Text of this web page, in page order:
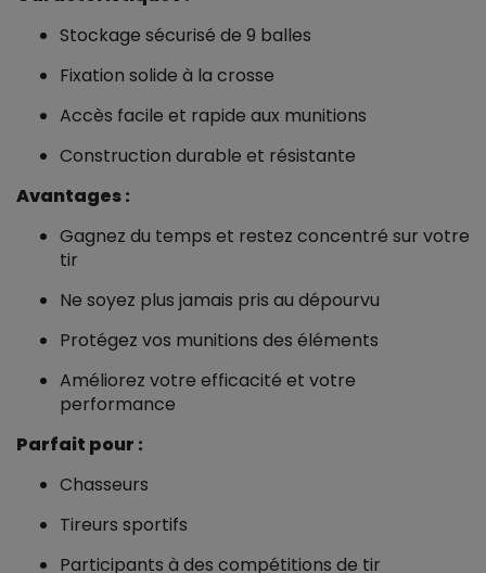
Stockage sécurisé de 9 balles
Fixation solide à la crosse
Accès facile et rapide aux munitions
Construction durable et résistante
Avantages :
Gagnez du temps et restez concentré sur votre
tir
Ne soyez plus jamais pris au dépourvu
Protégez vos munitions des éléments
Améliorez votre efficacité et votre
performance
Parfait pour :
Chasseurs
Tireurs sportifs
Participants à des compétitions de tir